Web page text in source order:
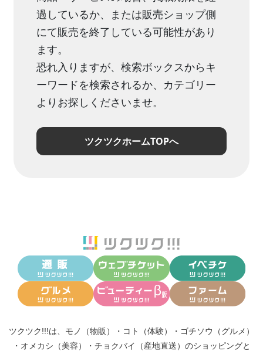
過しているか、または販売ショップ側
にて販売を終了している可能性があり
ます。
恐れ入りますが、検索ボックスからキ
ーワードを検索されるか、カテゴリー
よりお探しくださいませ。
ツクツクホームTOPへ
ツクツク!!!は、 モノ（物販） ・ コト（体験） ・ ゴチソウ（グルメ）
・ オメカシ（美容） ・ チョクバイ（産地直送） のショッピングと